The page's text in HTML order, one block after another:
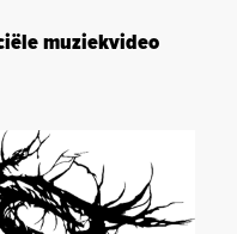
muziekvideo